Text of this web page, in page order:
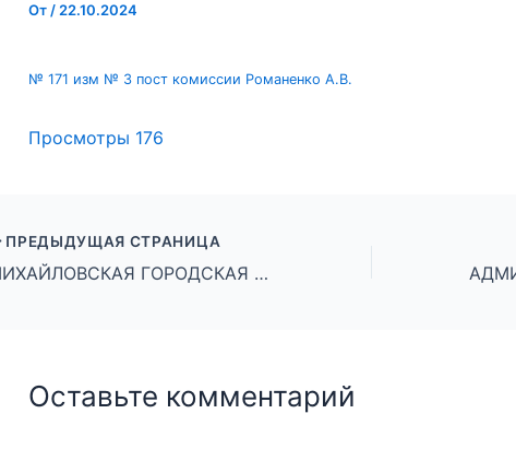
От / 22.10.2024
№ 171 изм № 3 пост комиссии Романенко А.В.
Просмотры 176
ПРЕДЫДУЩАЯ СТРАНИЦА
МИХАЙЛОВСКАЯ ГОРОДСКАЯ ДУМА ВОЛГОГРАДСКОЙ ОБЛАСТИ РЕШЕНИЕ Принято Михайловской городской Думой 18 октября 2024 г. № 170
Оставьте комментарий